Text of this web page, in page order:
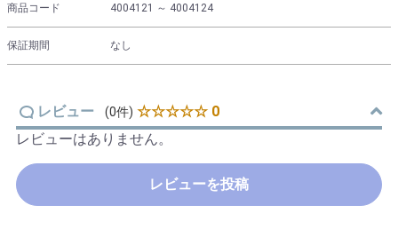
商品コード 4004121 ～ 4004124
保証期間 なし
レビュー (0件) ☆☆☆☆☆ 0
レビューはありません。
レビューを投稿